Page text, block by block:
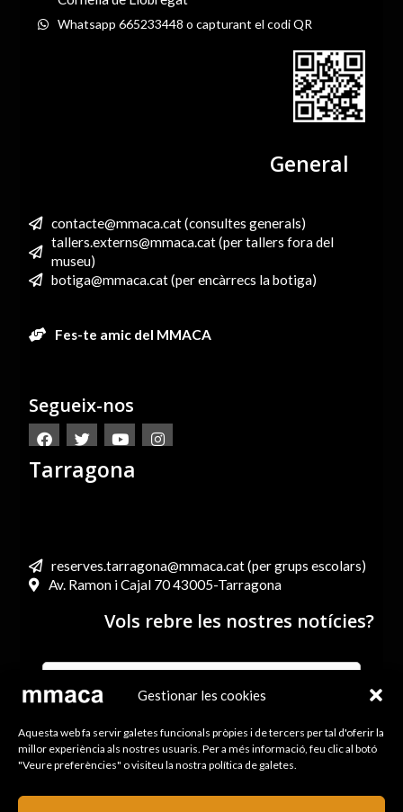
Gestionar les cookies
Aquesta web fa servir galetes funcionals pròpies i de tercers per tal d'oferir la
millor experiència als nostres usuaris. Per a més informació, feu clic al botó
"Veure preferències" o visiteu la nostra política de galetes.
Whatsapp 665233448 o capturant el codi QR
General
contacte@mmaca.cat (consultes generals)
tallers.externs@mmaca.cat (per tallers fora del
museu)
botiga@mmaca.cat (per encàrrecs la botiga)
Fes-te amic del MMACA
Segueix-nos
Tarragona
reserves.tarragona@mmaca.cat (per grups escolars)
Av. Ramon i Cajal 70 43005-Tarragona
Vols rebre les nostres notícies?
He llegit i accepto els termes i condicions de l’Avís legal i
la Política de Privacitat